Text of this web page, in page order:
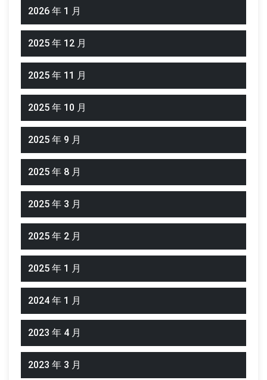
2026 年 1 月
2025 年 12 月
2025 年 11 月
2025 年 10 月
2025 年 9 月
2025 年 8 月
2025 年 3 月
2025 年 2 月
2025 年 1 月
2024 年 1 月
2023 年 4 月
2023 年 3 月